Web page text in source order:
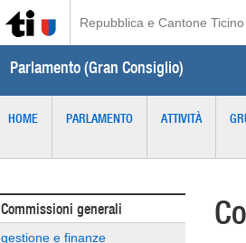
Repubblica e Cantone Ticino
Parlamento (Gran Consiglio)
HOME PARLAMENTO ATTIVITÀ
Commissioni generali
gestione e finanze